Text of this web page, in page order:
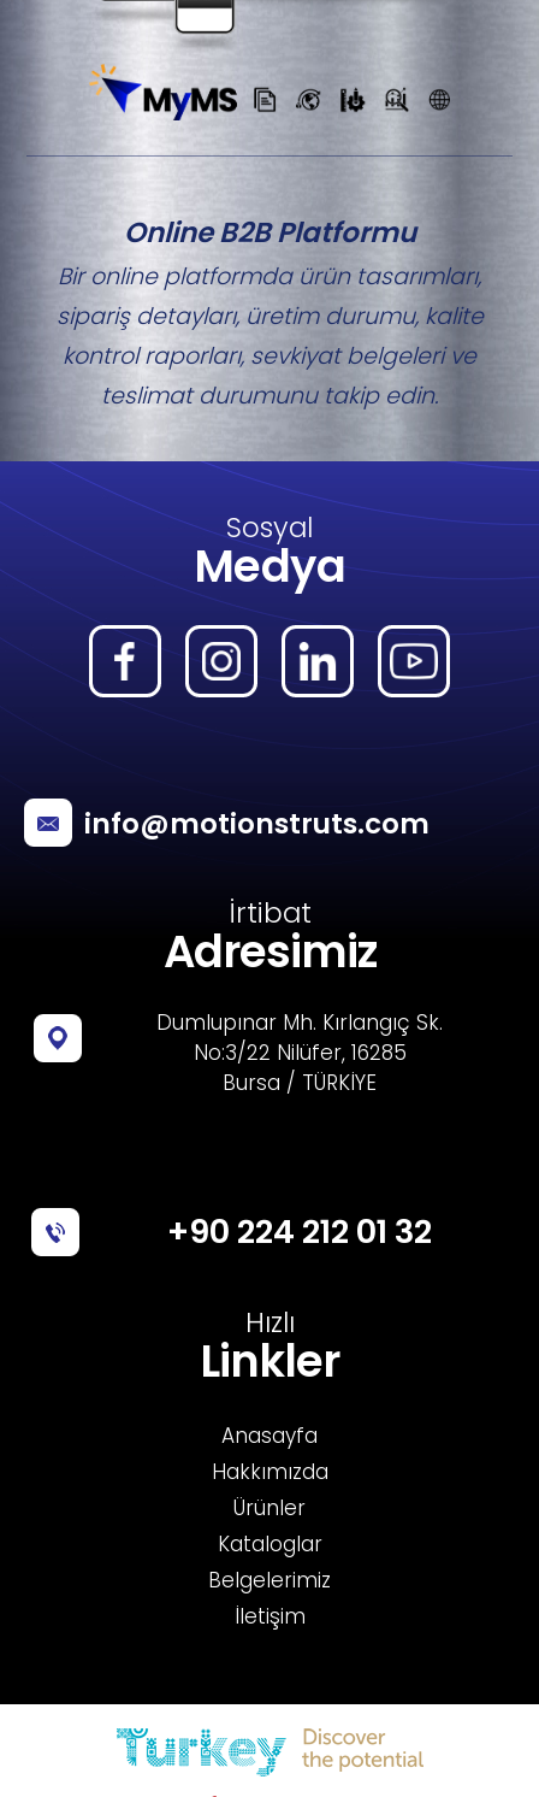
Online B2B Platformu
Bir online platformda ürün tasarımları,
sipariş detayları, üretim durumu, kalite
kontrol raporları, sevkiyat belgeleri ve
teslimat durumunu takip edin.
Sosyal
Medya
info@motionstruts.com
İrtibat
Adresimiz
Dumlupınar Mh. Kırlangıç Sk.
No:3/22 Nilüfer, 16285
Bursa / TÜRKİYE
+90 224 212 01 32
Hızlı
Linkler
Anasayfa
Hakkımızda
Ürünler
Kataloglar
Belgelerimiz
İletişim